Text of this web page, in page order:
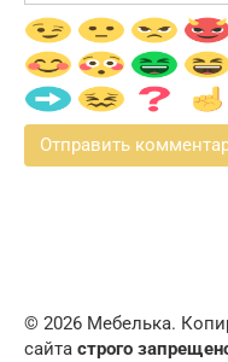
© 2026 Мебелька.
сайта строго